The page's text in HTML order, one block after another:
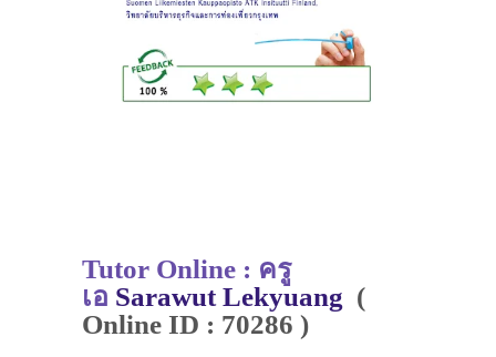
Tutor Online : ครู
เอ Sarawut Lekyuang (
Online ID : 70286 )